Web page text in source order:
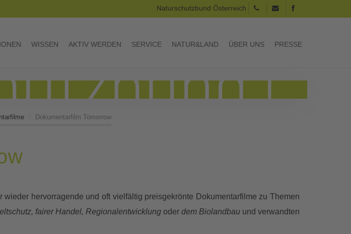
Naturschutzbund Österreich
WISSEN AKTIV WERDEN SERVICE NATUR&LAND ÜBER UNS PRESSE
Dokumentarfilm Tomorrow
wieder hervorragende und oft vielfältig preisgekrönte Dokumentarfilme zu Themen
fairer Handel, Regionalentwicklung oder dem Biolandbau und verwandten